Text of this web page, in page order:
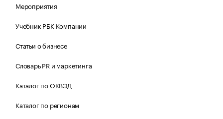
Мероприятия
Учебник РБК Компании
Статьи о бизнесе
Словарь PR и маркетинга
Каталог по ОКВЭД
Каталог по регионам